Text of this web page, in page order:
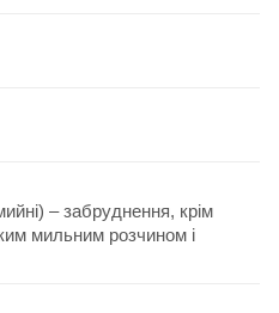
– забруднення, крім
мильним розчином і